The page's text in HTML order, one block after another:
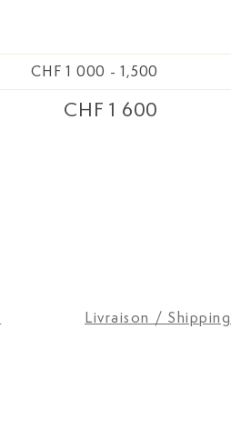
CHF 1 000 - 1,500
CHF 1 600
Livraison / Shipping